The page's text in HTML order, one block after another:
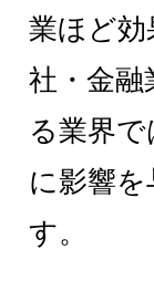
業ほど効
社・金融
る業界
に影響
す。